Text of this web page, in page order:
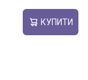
КУПИТИ